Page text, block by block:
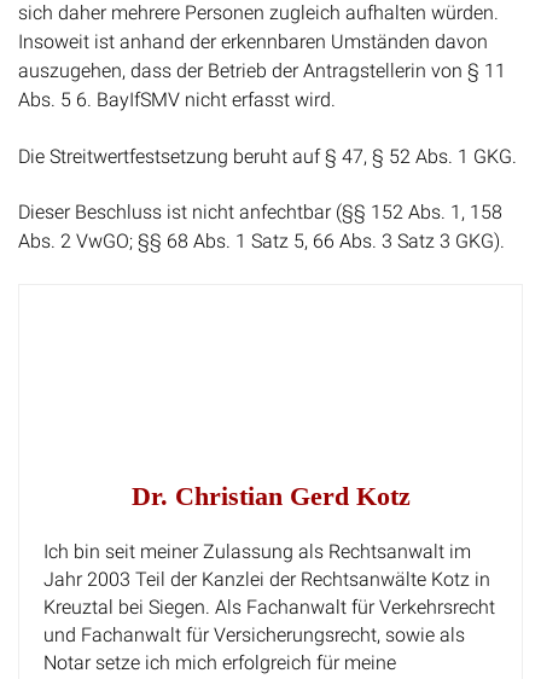
sich daher mehrere Personen zugleich aufhalten würden.
Insoweit ist anhand der erkennbaren Umständen davon
auszugehen, dass der Betrieb der Antragstellerin von § 11
Abs. 5 6. BayIfSMV nicht erfasst wird.
Die Streitwertfestsetzung beruht auf § 47, § 52 Abs. 1 GKG.
Dieser Beschluss ist nicht anfechtbar (§§ 152 Abs. 1, 158
Abs. 2 VwGO; §§ 68 Abs. 1 Satz 5, 66 Abs. 3 Satz 3 GKG).
Dr. Christian Gerd Kotz
Ich bin seit meiner Zulassung als Rechtsanwalt im
Jahr 2003 Teil der Kanzlei der Rechtsanwälte Kotz in
Kreuztal bei Siegen. Als Fachanwalt für Verkehrsrecht
und Fachanwalt für Versicherungsrecht, sowie als
Notar setze ich mich erfolgreich für meine